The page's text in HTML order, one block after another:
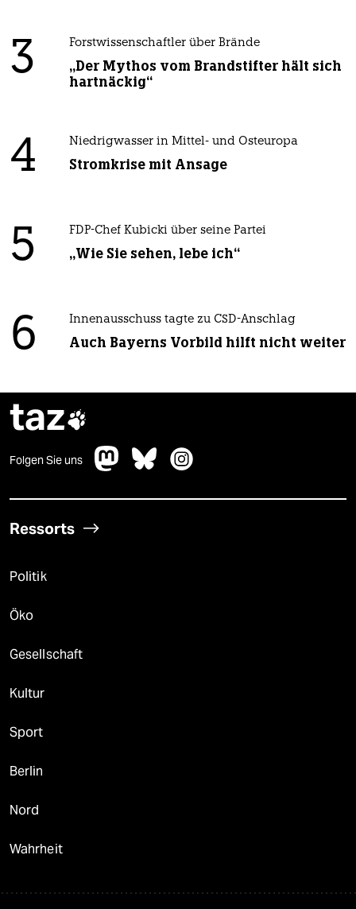
3 Forstwissenschaftler über Brände
„Der Mythos vom Brandstifter hält sich
hartnäckig“
4 Niedrigwasser in Mittel- und Osteuropa
Stromkrise mit Ansage
5 FDP-Chef Kubicki über seine Partei
„Wie Sie sehen, lebe ich“
6 Innenausschuss tagte zu CSD-Anschlag
Auch Bayerns Vorbild hilft nicht weiter
taz
Folgen Sie uns
Ressorts
Politik
Öko
Gesellschaft
Kultur
Sport
Berlin
Nord
Wahrheit